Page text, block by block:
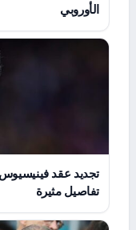
الأوروبي
تفاصيل مثيرة